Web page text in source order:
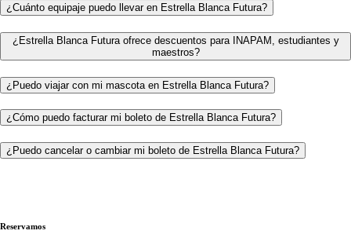
¿Cuánto equipaje puedo llevar en Estrella Blanca Futura?
¿Estrella Blanca Futura ofrece descuentos para INAPAM, estudiantes y
maestros?
¿Puedo viajar con mi mascota en Estrella Blanca Futura?
¿Cómo puedo facturar mi boleto de Estrella Blanca Futura?
¿Puedo cancelar o cambiar mi boleto de Estrella Blanca Futura?
Reservamos